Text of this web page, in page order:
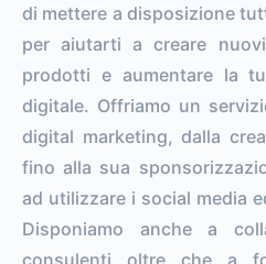
di mettere a disposizione
per aiutarti a creare
prodotti e aumentare la
digitale. Offriamo un
digital marketing, dalla
fino alla sua
ad utilizzare i social media
Disponiamo anche a
consulenti oltre che a